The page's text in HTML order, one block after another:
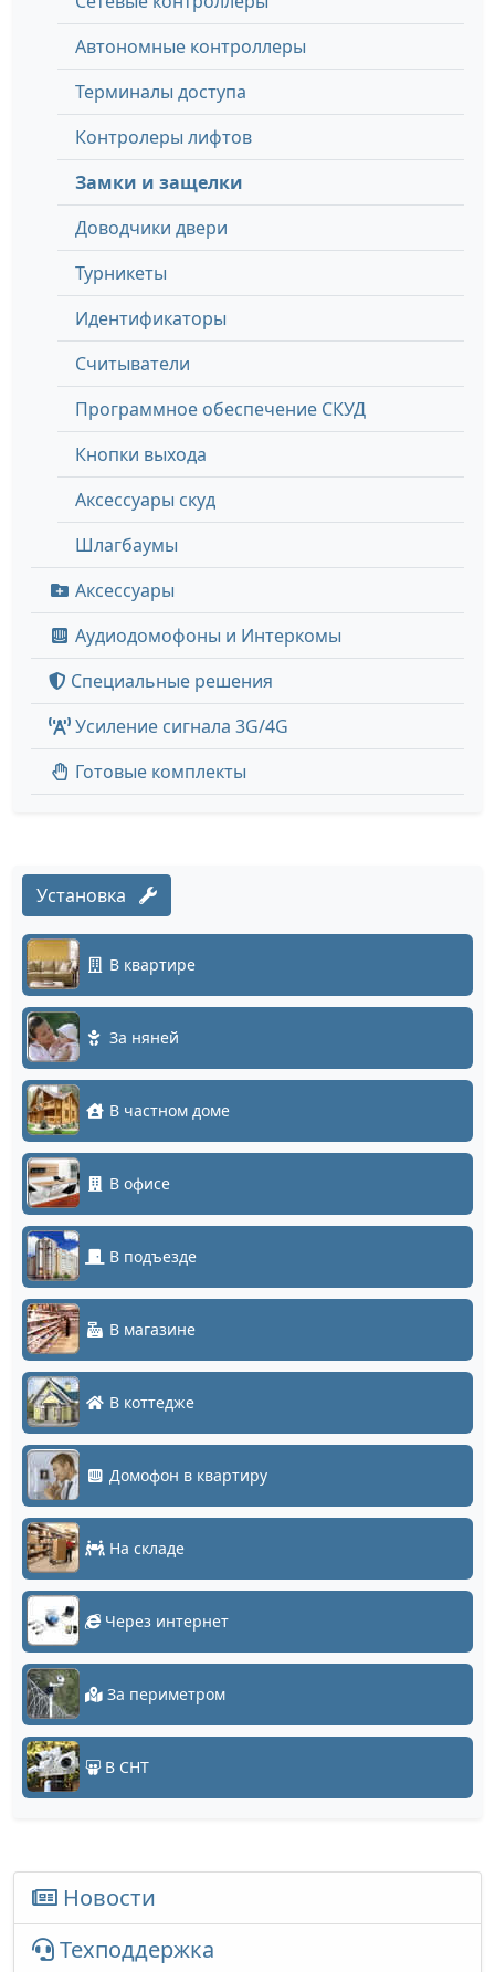
Автономные контроллеры
Терминалы доступа
Контролеры лифтов
Замки и защелки
Доводчики двери
Турникеты
Идентификаторы
Считыватели
Программное обеспечение СКУД
Кнопки выхода
Аксессуары скуд
Шлагбаумы
Аксессуары
Аудиодомофоны и Интеркомы
Специальные решения
Усиление сигнала 3G/4G
Готовые комплекты
Установка
В квартире
За няней
В частном доме
В офисе
В подъезде
В магазине
В коттедже
Домофон в квартиру
На складе
Через интернет
За периметром
В СНТ
Новости
Техподдержка